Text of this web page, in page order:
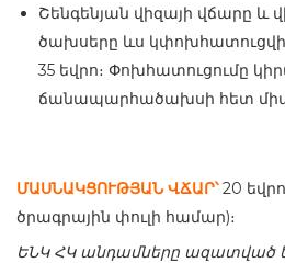
Շենգենյան վիզայի վճարը և
ծախսերը ևս կփոխհատուցվի
35 եվրո։ Փոխհատուցումը
ճանապարհածախսի հետ
ՄԱՍՆԱԿՑՈՒԹՅԱՆ ՎՃԱՐ՝ 20
ծրագրային փուլի համար)։
ԵՆԿ ՀԿ անդամները ազատված